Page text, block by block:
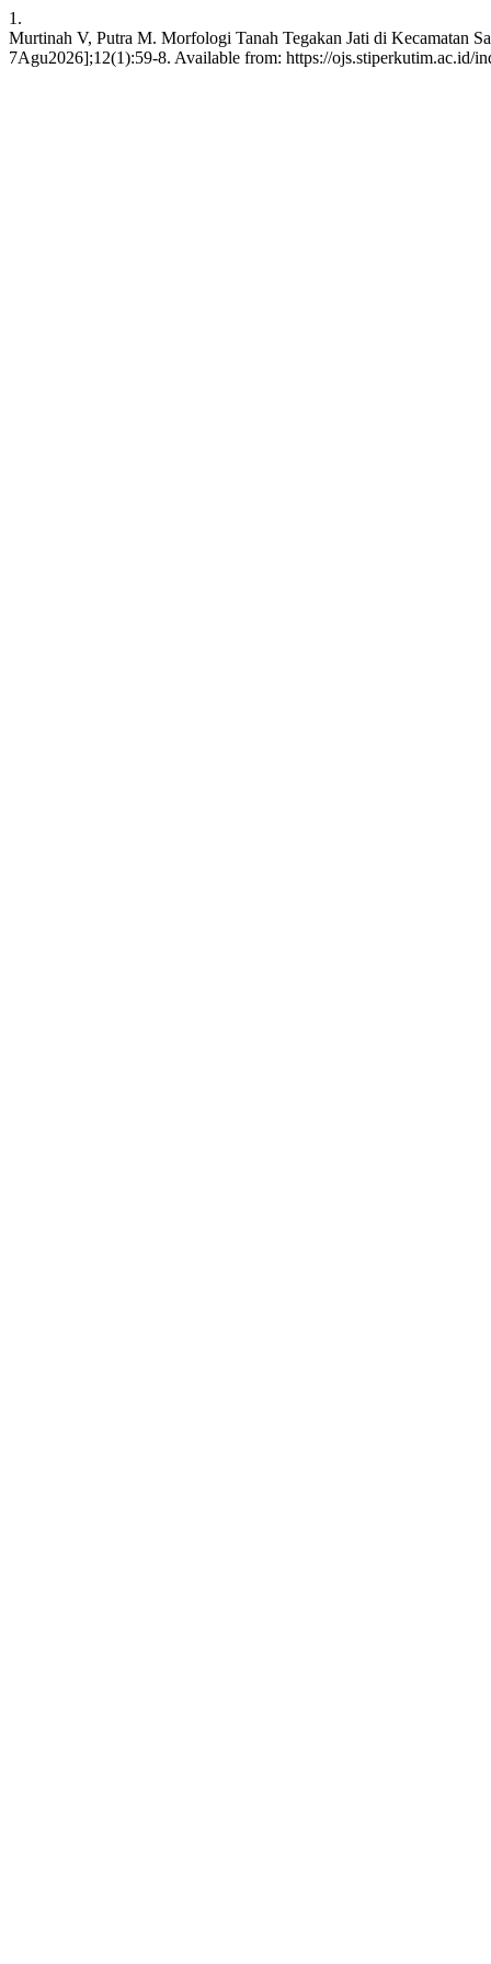
1.
Murtinah V, Putra M. Morfologi Tanah Tegakan Jati di Kecamatan
7Agu2026];12(1):59-8. Available from: https://ojs.stiperkutim.ac.id/